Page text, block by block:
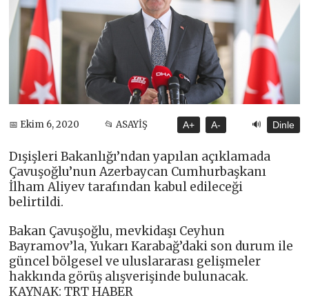
📅 Ekim 6, 2020 📂 ASAYİŞ A+ A- 🔊 Dinle
Dışişleri Bakanlığı’ndan yapılan açıklamada
Çavuşoğlu’nun Azerbaycan Cumhurbaşkanı
İlham Aliyev tarafından kabul edileceği
belirtildi.
Bakan Çavuşoğlu, mevkidaşı Ceyhun
Bayramov’la, Yukarı Karabağ’daki son durum ile
güncel bölgesel ve uluslararası gelişmeler
hakkında görüş alışverişinde bulunacak.
KAYNAK: TRT HABER